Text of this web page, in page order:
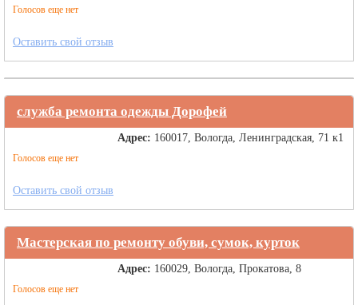
Голосов еще нет
Оставить свой отзыв
служба ремонта одежды Дорофей
Голосов еще нет
Адрес: 160017, Вологда, Ленинградская, 71 к1
Оставить свой отзыв
Мастерская по ремонту обуви, сумок, курток
Голосов еще нет
Адрес: 160029, Вологда, Прокатова, 8